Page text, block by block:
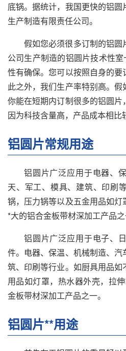
底锅。据统计，我国更快的铝
生产制造有限责任公司。
假如您必须很多订制的铝
公司生产制造的铝圆片技术性
性有确保。您可以按照自身的
此之外，我们生产率特别高。假
你能在短期内订制很多的铝圆片
因为科技含量高，产品成本相比
铝圆片常规用途
铝圆片广泛应用于电器、
天、军工、模具、建筑、印刷
锅，压力锅等以及五金用品如
*大的铝合金板带材深加工产品之
铝圆片广泛应用于电子、
件。电器、保温、机械制造、
筑、印刷等行业。如厨具用品
用品如灯罩，热水器外壳，拉
金板带材深加工产品之一。
铝圆片**用途